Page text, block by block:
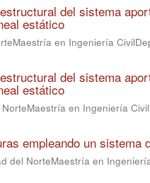
del sistema
estático
en Ingeniería
del sistema
estático
en Ingeniería
empleando un
del NorteMaestría en